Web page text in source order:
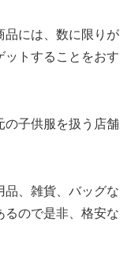
品には、数に限りが
ットすることをおす
の子供服を扱う店舗
品、雑貨、バッグな
るので是非、格安な